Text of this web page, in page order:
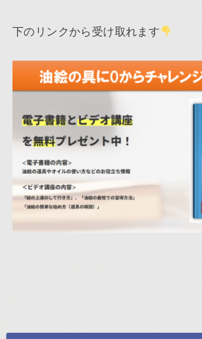
下のリンクから受け取れます